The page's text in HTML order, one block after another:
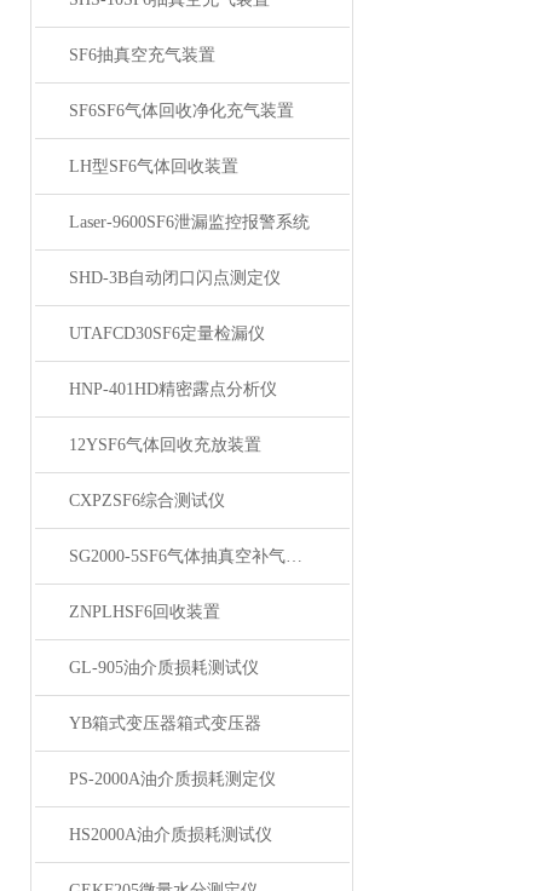
SF6抽真空充气装置
SF6SF6气体回收净化充气装置
LH型SF6气体回收装置
Laser-9600SF6泄漏监控报警系统
SHD-3B自动闭口闪点测定仪
UTAFCD30SF6定量检漏仪
HNP-401HD精密露点分析仪
12YSF6气体回收充放装置
CXPZSF6综合测试仪
SG2000-5SF6气体抽真空补气装置
ZNPLHSF6回收装置
GL-905油介质损耗测试仪
YB箱式变压器箱式变压器
PS-2000A油介质损耗测定仪
HS2000A油介质损耗测试仪